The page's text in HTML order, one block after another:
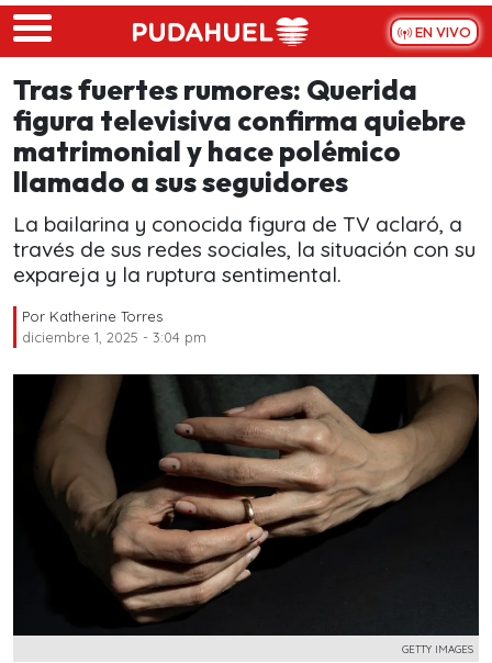
Skip to main content
EN VIVO
Tras fuertes rumores: Querida
figura televisiva confirma quiebre
matrimonial y hace polémico
llamado a sus seguidores
La bailarina y conocida figura de TV aclaró, a
través de sus redes sociales, la situación con su
expareja y la ruptura sentimental.
Por Katherine Torres
diciembre 1, 2025 - 3:04 pm
GETTY IMAGES